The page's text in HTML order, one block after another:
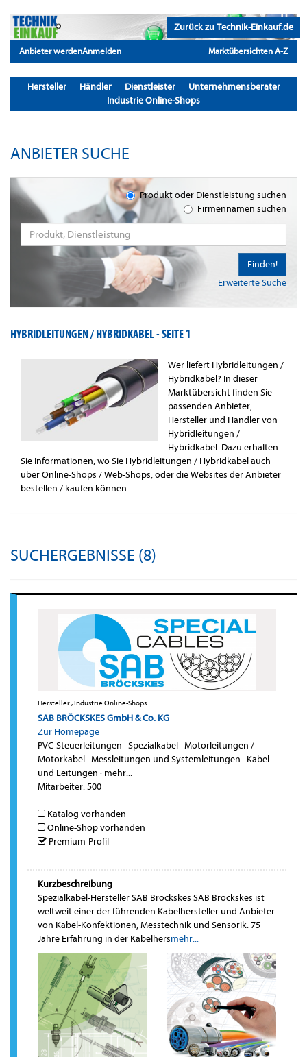
Zurück zu Technik-Einkauf.de
Anbieter werdenAnmelden Marktübersichten A-Z
Hersteller Händler Dienstleister
Unternehmensberater
Industrie Online-Shops
ANBIETER SUCHE
Produkt oder Dienstleistung suchen
Firmennamen suchen
Erweiterte Suche
Finden!
HYBRIDLEITUNGEN / HYBRIDKABEL -SEITE 1
Wer liefert Hybridleitungen /
Hybridkabel? In dieser
Marktübersicht finden Sie
passenden Anbieter,
Hersteller und Händler von
Hybridleitungen /
Hybridkabel. Dazu erhalten
Sie Informationen, wo Sie Hybridleitungen / Hybridkabel auch
über Online-Shops / Web-Shops, oder die Websites der Anbieter
bestellen / kaufen können.
SUCHERGEBNISSE (8)
Hersteller , Industrie Online-Shops
SAB BRÖCKSKES GmbH & Co. KG
Zur Homepage
PVC-Steuerleitungen ·Spezialkabel·Motorleitungen /
Motorkabel·Messleitungen und Systemleitungen · Kabel
und Leitungen · mehr...
Mitarbeiter: 500
Katalog vorhanden
Online-Shop vorhanden
Premium-Profil
Kurzbeschreibung
Spezialkabel-Hersteller SAB Bröckskes SAB Bröckskes ist
weltweit einer der führenden Kabelhersteller und Anbieter
von Kabel-Konfektionen, Messtechnik und Sensorik. 75
Jahre Erfahrung in der Kabelhersmehr...